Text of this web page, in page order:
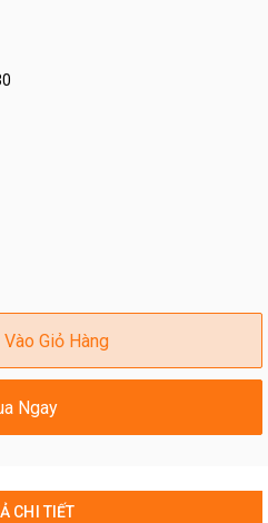
Giỏ Hàng
Ngay
CHI TIẾT